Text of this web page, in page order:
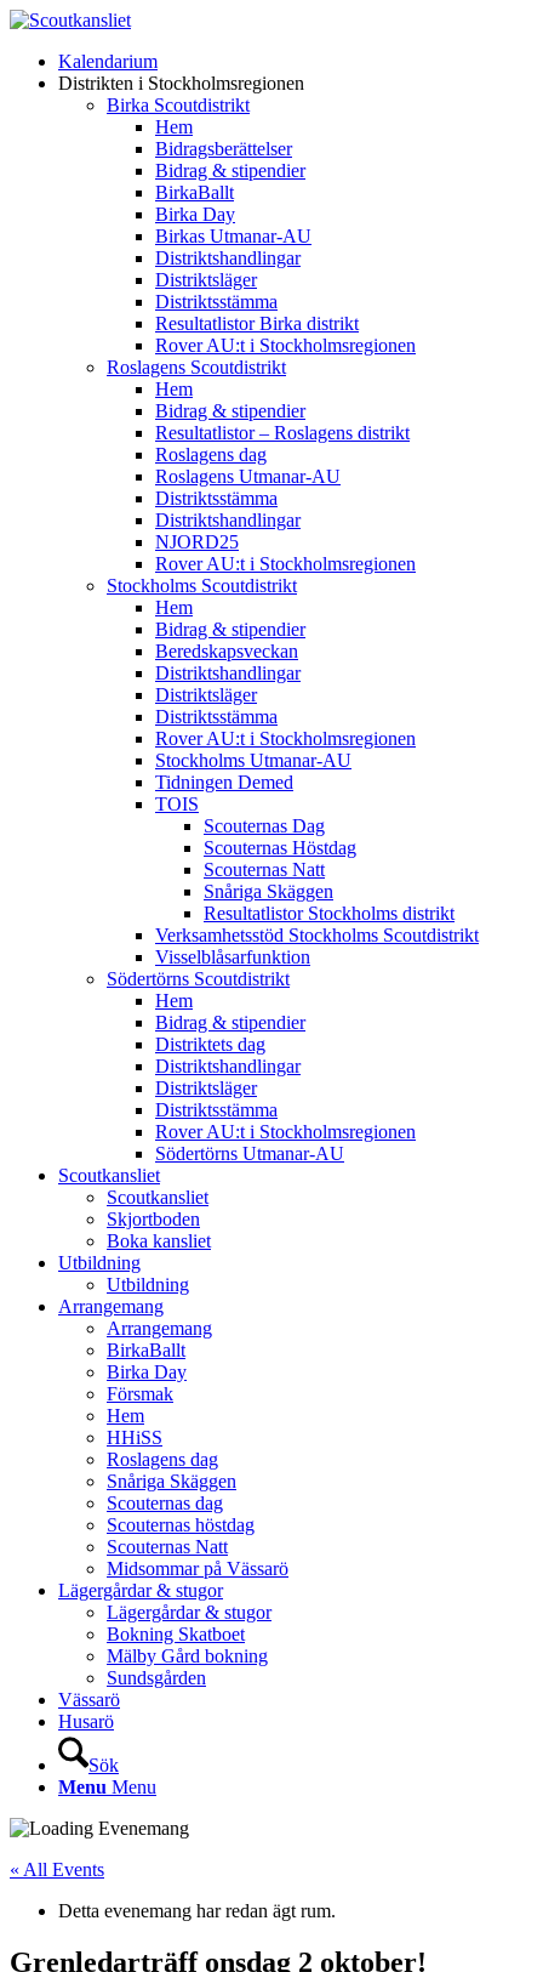
Kalendarium
Distrikten i Stockholmsregionen
Birka Scoutdistrikt
Hem
Bidragsberättelser
Bidrag & stipendier
BirkaBallt
Birka Day
Birkas Utmanar-AU
Distriktshandlingar
Distriktsläger
Distriktsstämma
Resultatlistor Birka distrikt
Rover AU:t i Stockholmsregionen
Roslagens Scoutdistrikt
Hem
Bidrag & stipendier
Resultatlistor – Roslagens distrikt
Roslagens dag
Roslagens Utmanar-AU
Distriktsstämma
Distriktshandlingar
NJORD25
Rover AU:t i Stockholmsregionen
Stockholms Scoutdistrikt
Hem
Bidrag & stipendier
Beredskapsveckan
Distriktshandlingar
Distriktsläger
Distriktsstämma
Rover AU:t i Stockholmsregionen
Stockholms Utmanar-AU
Tidningen Demed
TOIS
Scouternas Dag
Scouternas Höstdag
Scouternas Natt
Snåriga Skäggen
Resultatlistor Stockholms distrikt
Verksamhetsstöd Stockholms Scoutdistrikt
Visselblåsarfunktion
Södertörns Scoutdistrikt
Hem
Bidrag & stipendier
Distriktets dag
Distriktshandlingar
Distriktsläger
Distriktsstämma
Rover AU:t i Stockholmsregionen
Södertörns Utmanar-AU
Scoutkansliet
Scoutkansliet
Skjortboden
Boka kansliet
Utbildning
Utbildning
Arrangemang
Arrangemang
BirkaBallt
Birka Day
Försmak
Hem
HHiSS
Roslagens dag
Snåriga Skäggen
Scouternas dag
Scouternas höstdag
Scouternas Natt
Midsommar på Vässarö
Lägergårdar & stugor
Lägergårdar & stugor
Bokning Skatboet
Mälby Gård bokning
Sundsgården
Vässarö
Husarö
Sök
Menu Menu
« All Events
Detta evenemang har redan ägt rum.
Grenledarträff onsdag 2 oktober!